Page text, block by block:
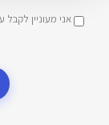
אני מעוניין